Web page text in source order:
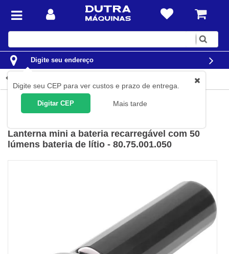
Digite
Digite seu endereço
Digite seu CEP para ver custos e prazo de entrega.
Digitar CEP Mais tarde
Lazer Camping Lanternas
Lanterna mini a bateria recarregável com 50
lúmens bateria de lítio - 80.75.001.050